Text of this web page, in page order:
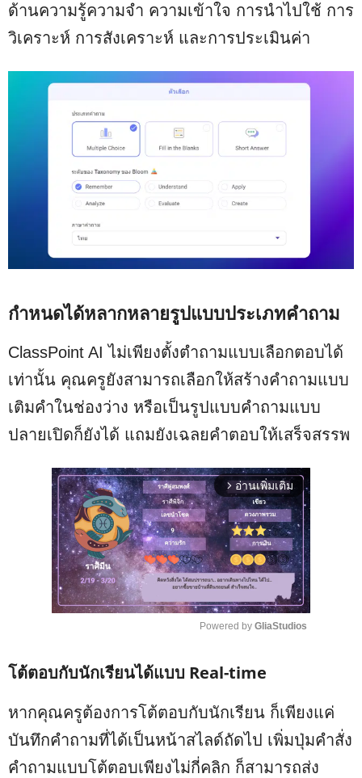
ด้านความรู้ความจํา ความเข้าใจ การนําไปใช้ การ
วิเคราะห์ การสังเคราะห์ และการประเมินค่า
กำหนดได้หลากหลายรูปแบบประเภทคำถาม
ClassPoint AI ไม่เพียงตั้งตำถามแบบเลือกตอบได้
เท่านั้น คุณครูยังสามารถเลือกให้สร้างคำถามแบบ
เติมคำในช่องว่าง หรือเป็นรูปแบบคำถามแบบ
ปลายเปิดก็ยังได้ แถมยังเฉลยคำตอบให้เสร็จสรรพ
arrow_forward_ios อ่านเพิ่มเติม
u
e
Powered by GliaStudios
โต้ตอบกับนักเรียนได้แบบ Real-time
หากคุณครูต้องการโต้ตอบกับนักเรียน ก็เพียงแค่
บันทึกคำถามที่ได้เป็นหน้าสไลด์ถัดไป เพิ่มปุ่มคำสั่ง
คำถามแบบโต้ตอบเพียงไม่กี่คลิก ก็สามารถส่ง